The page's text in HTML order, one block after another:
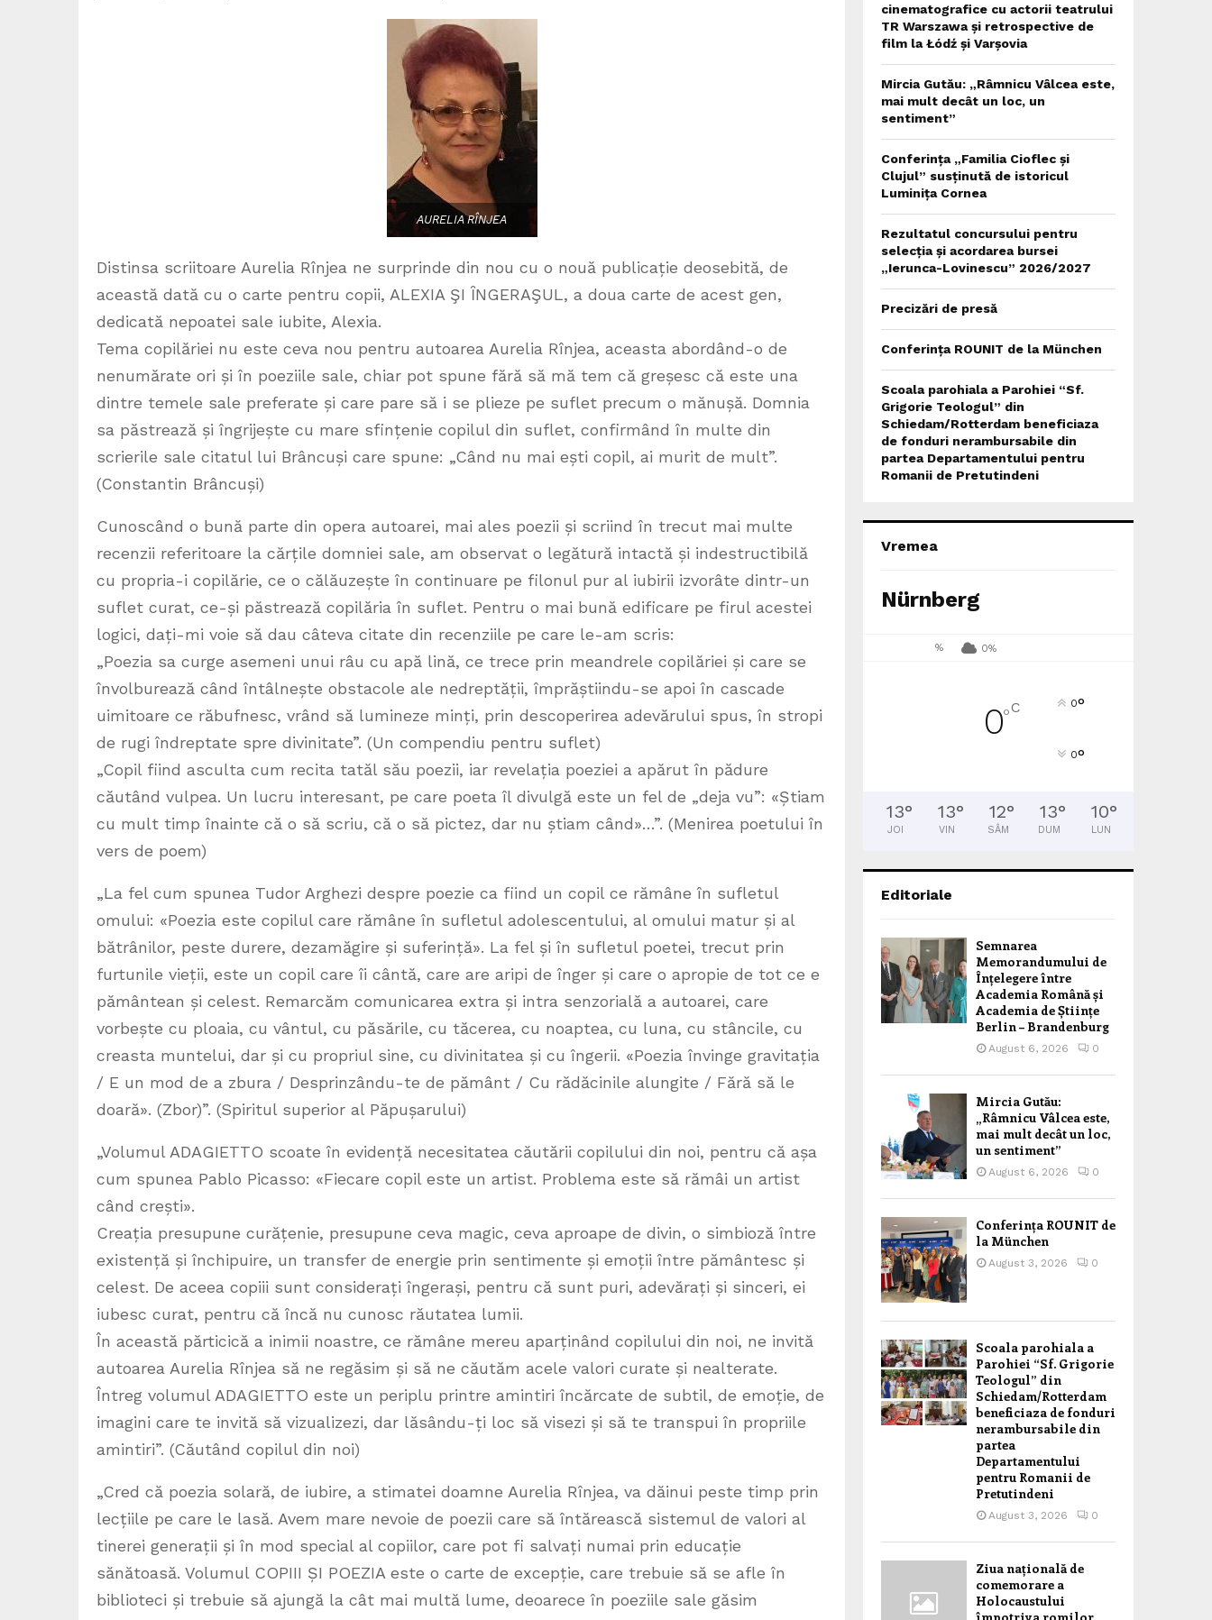
AURELIA RÎNJEA
Distinsa scriitoare Aurelia Rînjea ne surprinde din nou cu o nouă publicație deosebită, de
această dată cu o carte pentru copii, ALEXIA ŞI ȊNGERAŞUL, a doua carte de acest gen,
dedicată nepoatei sale iubite, Alexia.
Tema copilăriei nu este ceva nou pentru autoarea Aurelia Rînjea, aceasta abordând-o de
nenumărate ori și în poeziile sale, chiar pot spune fără să mă tem că greșesc că este una
dintre temele sale preferate și care pare să i se plieze pe suflet precum o mănușă. Domnia
sa păstrează și îngrijește cu mare sfințenie copilul din suflet, confirmând în multe din
scrierile sale citatul lui Brâncuși care spune: „Când nu mai ești copil, ai murit de mult”.
(Constantin Brâncuși)
Cunoscând o bună parte din opera autoarei, mai ales poezii și scriind în trecut mai multe
recenzii referitoare la cărțile domniei sale, am observat o legătură intactă și indestructibilă
cu propria-i copilărie, ce o călăuzește în continuare pe filonul pur al iubirii izvorâte dintr-un
suflet curat, ce-și păstrează copilăria în suflet. Pentru o mai bună edificare pe firul acestei
logici, dați-mi voie să dau câteva citate din recenziile pe care le-am scris:
„Poezia sa curge asemeni unui râu cu apă lină, ce trece prin meandrele copilăriei și care se
învolburează când întâlnește obstacole ale nedreptății, împrăștiindu-se apoi în cascade
uimitoare ce răbufnesc, vrând să lumineze minți, prin descoperirea adevărului spus, în stropi
de rugi îndreptate spre divinitate”. (Un compendiu pentru suflet)
„Copil fiind asculta cum recita tatăl său poezii, iar revelația poeziei a apărut în pădure
căutând vulpea. Un lucru interesant, pe care poeta îl divulgă este un fel de „deja vu”: «Știam
cu mult timp înainte că o să scriu, că o să pictez, dar nu știam când»…”. (Menirea poetului în
vers de poem)
„La fel cum spunea Tudor Arghezi despre poezie ca fiind un copil ce rămâne în sufletul
omului: «Poezia este copilul care rămâne în sufletul adolescentului, al omului matur și al
bătrânilor, peste durere, dezamăgire și suferință». La fel și în sufletul poetei, trecut prin
furtunile vieții, este un copil care îi cântă, care are aripi de înger și care o apropie de tot ce e
pământean și celest. Remarcăm comunicarea extra și intra senzorială a autoarei, care
vorbește cu ploaia, cu vântul, cu păsările, cu tăcerea, cu noaptea, cu luna, cu stâncile, cu
creasta muntelui, dar și cu propriul sine, cu divinitatea și cu îngerii. «Poezia învinge gravitația
/ E un mod de a zbura / Desprinzându-te de pământ / Cu rădăcinile alungite / Fără să le
doară». (Zbor)”. (Spiritul superior al Păpușarului)
„Volumul ADAGIETTO scoate în evidență necesitatea căutării copilului din noi, pentru că așa
cum spunea Pablo Picasso: «Fiecare copil este un artist. Problema este să rămâi un artist
când crești».
Creația presupune curățenie, presupune ceva magic, ceva aproape de divin, o simbioză între
existență și închipuire, un transfer de energie prin sentimente și emoții între pământesc și
celest. De aceea copiii sunt considerați îngerași, pentru că sunt puri, adevărați și sinceri, ei
iubesc curat, pentru că încă nu cunosc răutatea lumii.
În această părticică a inimii noastre, ce rămâne mereu aparținând copilului din noi, ne invită
autoarea Aurelia Rînjea să ne regăsim și să ne căutăm acele valori curate și nealterate.
Întreg volumul ADAGIETTO este un periplu printre amintiri încărcate de subtil, de emoție, de
imagini care te invită să vizualizezi, dar lăsându-ți loc să visezi și să te transpui în propriile
amintiri”. (Căutând copilul din noi)
„Cred că poezia solară, de iubire, a stimatei doamne Aurelia Rînjea, va dăinui peste timp prin
lecțiile pe care le lasă. Avem mare nevoie de poezii care să întărească sistemul de valori al
tinerei generații și în mod special al copiilor, care pot fi salvați numai prin educație
sănătoasă. Volumul COPIII ȘI POEZIA este o carte de excepție, care trebuie să se afle în
biblioteci și trebuie să ajungă la cât mai multă lume, deoarece în poeziile sale găsim
cinematografice cu actorii teatrului
TR Warszawa și retrospective de
film la Łódź și Varșovia
Mircia Gutău: „Râmnicu Vâlcea este,
mai mult decât un loc, un
sentiment”
Conferința „Familia Cioflec și
Clujul” susținută de istoricul
Luminița Cornea
Rezultatul concursului pentru
selecția și acordarea bursei
„Ierunca-Lovinescu” 2026/2027
Precizări de presă
Conferința ROUNIT de la München
Scoala parohiala a Parohiei “Sf.
Grigorie Teologul” din
Schiedam/Rotterdam beneficiaza
de fonduri nerambursabile din
partea Departamentului pentru
Romanii de Pretutindeni
Vremea
Nürnberg
% 0%
0°C 0°
0°
13°
JOI
13°
VIN
12°
SÂM
13°
DUM
10°
LUN
Editoriale
Semnarea
Memorandumului de
Înțelegere între
Academia Română și
Academia de Științe
Berlin – Brandenburg
August 6, 2026 0
Mircia Gutău:
„Râmnicu Vâlcea este,
mai mult decât un loc,
un sentiment”
August 6, 2026 0
Conferința ROUNIT de
la München
August 3, 2026 0
Scoala parohiala a
Parohiei “Sf. Grigorie
Teologul” din
Schiedam/Rotterdam
beneficiaza de fonduri
nerambursabile din
partea
Departamentului
pentru Romanii de
Pretutindeni
August 3, 2026 0
Ziua națională de
comemorare a
Holocaustului